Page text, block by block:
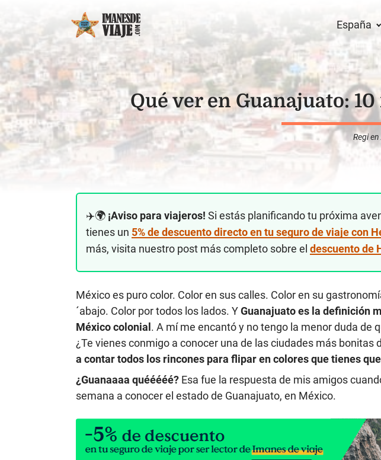
España
Qué ver en Guanajuato:
Regien
✈️🌍 ¡Aviso para viajeros! Si estás planificando tu próxima
tienes un 5% de descuento directo en tu seguro de viaje con
más, visita nuestro post más completo sobre el descuento de
México es puro color. Color en sus calles. Color en su
´abajo. Color por todos los lados. YGuanajuato es la definición
México colonial . A mí me encantó y no tengo la menor duda de
¿Te vienes conmigo a conocer una de las ciudades más bonitas
a contar todos los rincones para flipar en colores que tienes
¿Guanaaaa quééééé? Esa fue la respuesta de mis amigos
semana a conocer el estado de Guanajuato, en México.